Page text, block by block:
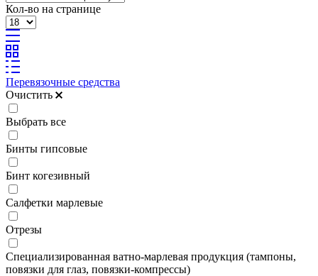
Кол-во на странице
Перевязочные средства
Очистить
Выбрать все
Бинты гипсовые
Бинт когезивный
Салфетки марлевые
Отрезы
Специализированная ватно-марлевая продукция (тампоны,
повязки для глаз, повязки-компрессы)